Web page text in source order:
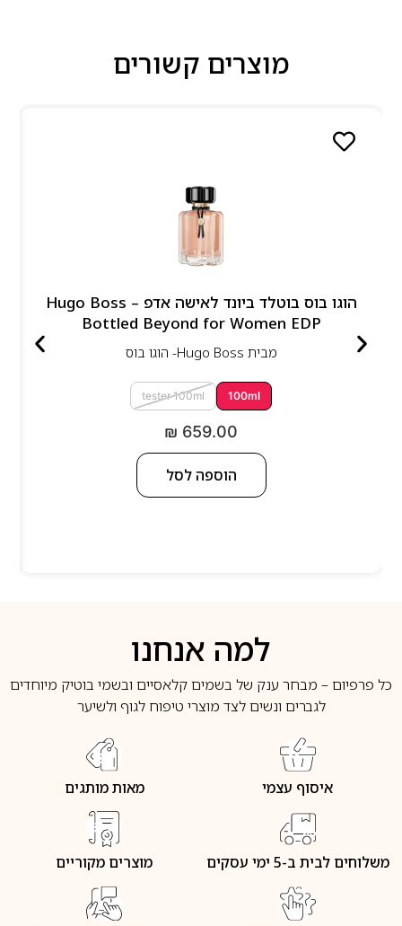
מוצרים קשורים
הוגו בוס בוטלד ביונד לאישה אדפ – Hugo Boss
Bottled Beyond for Women EDP
מבית Hugo Boss- הוגו בוס
100ml
tester 100ml
₪ 659.00
הוספה לסל
למה אנחנו
כל פרפיום – מבחר ענק של בשמים קלאסיים ובשמי בוטיק מיוחדים
לגברים ונשים לצד מוצרי טיפוח לגוף ולשיער
איסוף עצמי מאות מותגים
משלוחים לבית ב-5 ימי עסקים מוצרים מקוריים